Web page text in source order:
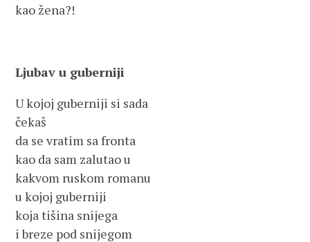
kao žena?!
Ljubav u guberniji
U kojoj guberniji si sada
čekaš
da se vratim sa fronta
kao da sam zalutao u
kakvom ruskom romanu
u kojoj guberniji
koja tišina snijega
i breze pod snijegom